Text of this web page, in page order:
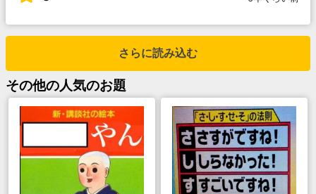
さらに読み込む
その他の人気のお題